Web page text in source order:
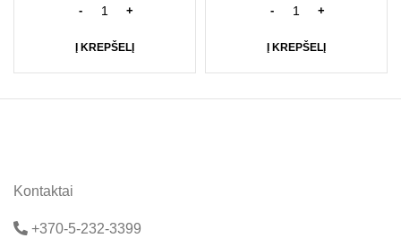
Į KREPŠELĮ Į KREPŠELĮ
Kontaktai
+370-5-232-3399